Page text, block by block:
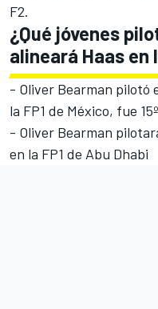
F2.
¿Qué jóvenes
alineará Haas en
- Oliver Bearman pilotó
la FP1 de México, fue 15º
- Oliver Bearman
en la FP1 de Abu Dhabi